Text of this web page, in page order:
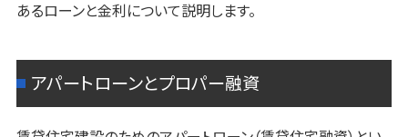
あるローンと金利について説明します。
アパートローンとプロパー融資